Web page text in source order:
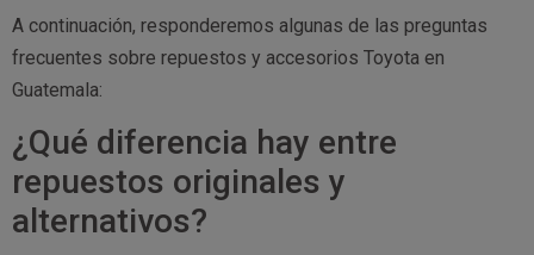
A continuación, responderemos algunas de las preguntas
frecuentes sobre repuestos y accesorios Toyota en
Guatemala:
¿Qué diferencia hay entre
repuestos originales y
alternativos?